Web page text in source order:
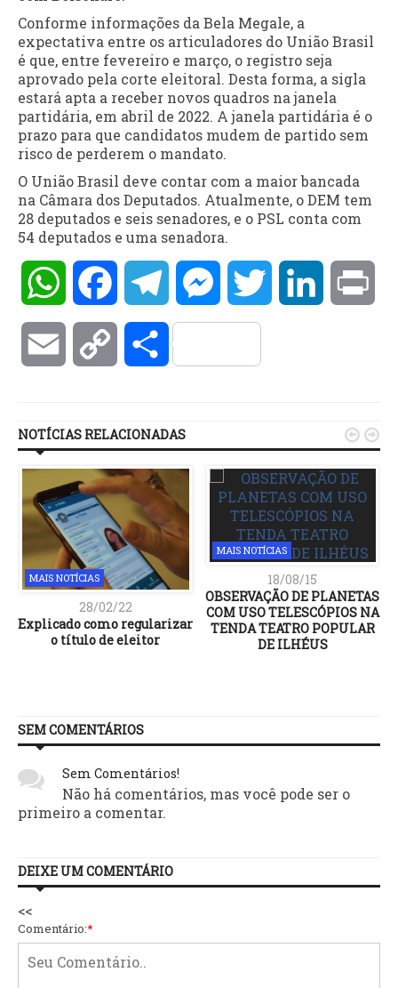
Conforme informações da Bela Megale, a
expectativa entre os articuladores do União Brasil
é que, entre fevereiro e março, o registro seja
aprovado pela corte eleitoral. Desta forma, a sigla
estará apta a receber novos quadros na janela
partidária, em abril de 2022. A janela partidária é o
prazo para que candidatos mudem de partido sem
risco de perderem o mandato.
O União Brasil deve contar com a maior bancada
na Câmara dos Deputados. Atualmente, o DEM tem
28 deputados e seis senadores, e o PSL conta com
54 deputados e uma senadora.
WhatsAppFacebookTelegramMessengerTwitter LinkedIn
Email Copy Compartilhar
NOTÍCIAS RELACIONADAS
MAIS NOTÍCIAS
28/02/22
Explicado como regularizar
o título de eleitor
MAIS NOTÍCIAS
18/08/15
OBSERVAÇÃO DE PLANETAS
COM USO TELESCÓPIOS NA
TENDA TEATRO POPULAR
DE ILHÉUS
 
SEM COMENTÁRIOS
Sem Comentários!
Não há comentários, mas você pode ser o
primeiro a comentar.
DEIXE UM COMENTÁRIO
<<
Comentário:*